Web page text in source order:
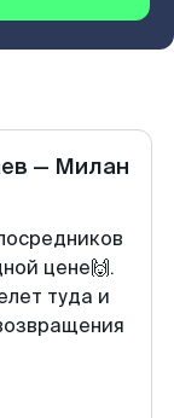
— Милан
цене🙌.
туда и